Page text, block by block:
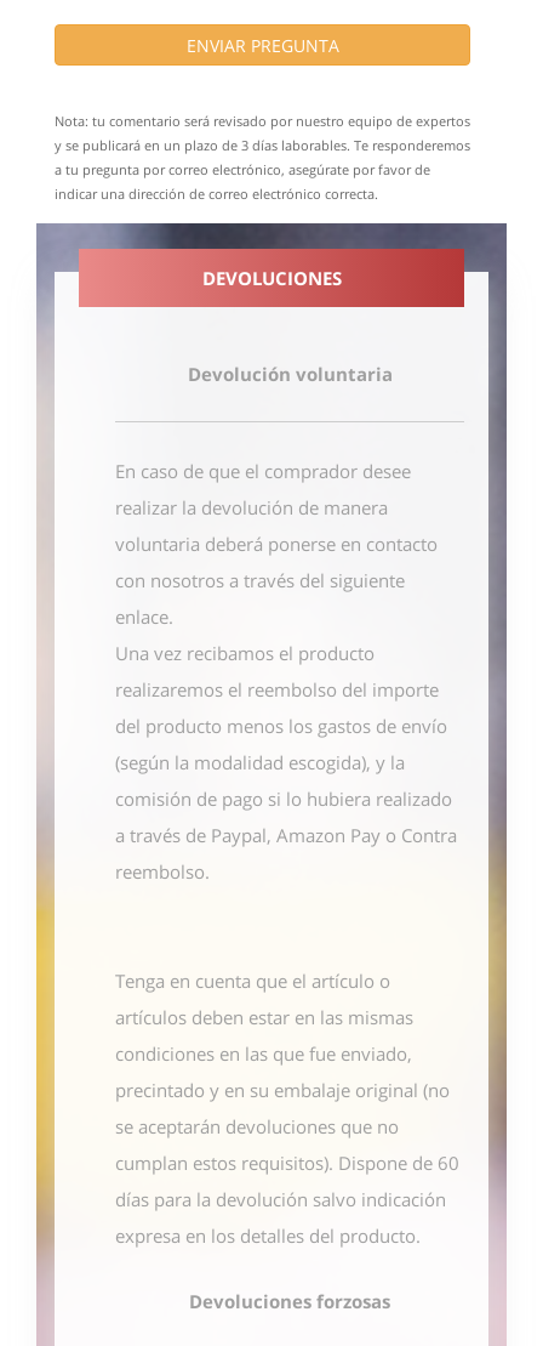
ENVIAR PREGUNTA
Nota: tu comentario será revisado por nuestro equipo de expertos
y se publicará en un plazo de 3 días laborables. Te responderemos
a tu pregunta por correo electrónico, asegúrate por favor de
indicar una dirección de correo electrónico correcta.
DEVOLUCIONES
Devolución voluntaria
En caso de que el comprador desee
realizar la devolución de manera
voluntaria deberá ponerse en contacto
con nosotros a través del siguiente
enlace.
Una vez recibamos el producto
realizaremos el reembolso del importe
del producto menos los gastos de envío
(según la modalidad escogida), y la
comisión de pago si lo hubiera realizado
a través de Paypal, Amazon Pay o Contra
reembolso.
Tenga en cuenta que el artículo o
artículos deben estar en las mismas
condiciones en las que fue enviado,
precintado y en su embalaje original (no
se aceptarán devoluciones que no
cumplan estos requisitos). Dispone de 60
días para la devolución salvo indicación
expresa en los detalles del producto.
Devoluciones forzosas